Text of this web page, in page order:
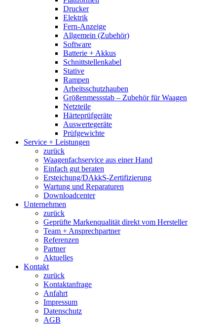
Drucker
Elektrik
Fern-Anzeige
Allgemein (Zubehör)
Software
Batterie + Akkus
Schnittstellenkabel
Stative
Rampen
Arbeitsschutzhauben
Größenmessstab – Zubehör für Waagen
Netzteile
Härteprüfgeräte
Auswertegeräte
Prüfgewichte
Service + Leistungen
zurück
Waagenfachservice aus einer Hand
Einfach gut beraten
Ersteichung/DAkkS-Zertifizierung
Wartung und Reparaturen
Downloadcenter
Unternehmen
zurück
Geprüfte Markenqualität direkt vom Hersteller
Team + Ansprechpartner
Referenzen
Partner
Aktuelles
Kontakt
zurück
Kontaktanfrage
Anfahrt
Impressum
Datenschutz
AGB